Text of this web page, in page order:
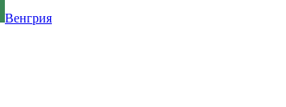
Венгрия